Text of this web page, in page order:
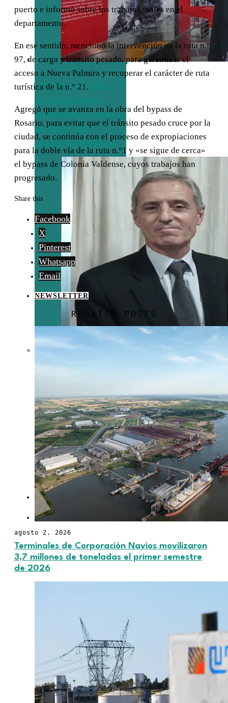
El Graf Spee y
una hipótesis
reveladora sobre
el final del
corsario alemán
en el agro y
apunta a
soluciones
estructurales
para pequeños
productores
OPINIÓN
CONTACTO
puerto e informó sobre los trabajos viales en el
departamento.
En ese sentido, mencionó la intervención en la ruta n.°
97, de carga y tránsito pesado, para garantizar el
acceso a Nueva Palmira y recuperar el carácter de ruta
turística de la n.° 21.
Agregó que se avanza en la obra del bypass de
Rosario, para evitar que el tránsito pesado cruce por la
ciudad, se continúa con el proceso de expropiaciones
para la doble vía de la ruta n.°1 y «se sigue de cerca»
el bypass de Colonia Valdense, cuyos trabajos han
progresado.
Share this
Facebook
X
Pinterest
Whatsapp
Email
NEWSLETTER
RELATED POSTS
agosto 2, 2026
Terminales de Corporación Navios movilizaron
3,7 millones de toneladas el primer semestre
de 2026